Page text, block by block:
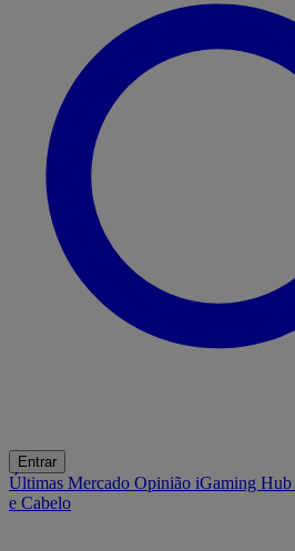
Entrar
Últimas Mercado Opinião iGaming Hub
e Cabelo